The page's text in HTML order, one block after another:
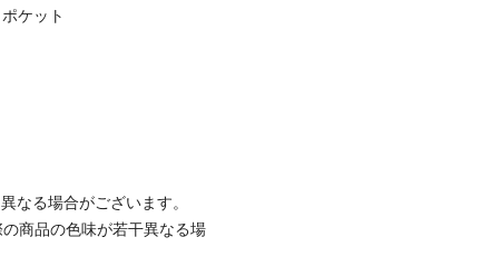
ケット
なる場合がございます。
商品の色味が若干異なる場